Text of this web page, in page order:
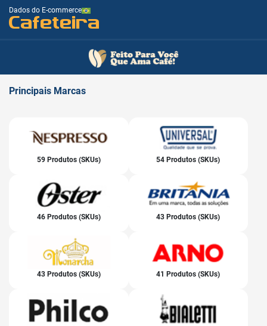
Dados do E-commerce
Cafeteira
Principais Marcas
59 Produtos (SKUs) 54 Produtos (SKUs)
46 Produtos (SKUs) 43 Produtos (SKUs)
43 Produtos (SKUs) 41 Produtos (SKUs)